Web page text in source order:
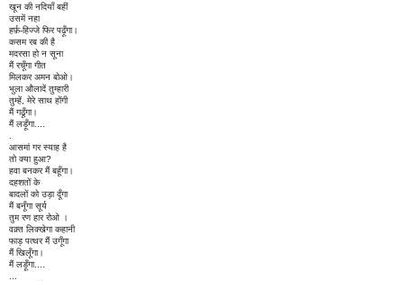
खून की नदियाँ बहीं
उसमें नहा
हर्फ़-हिज्जे फिर पढ़ूँगा।
कसम रब की है
मदरसा हो न सूना
मैं रचूँगा गीत
मिलकर अमन बोओ।
भुला औलादें तुम्हारी
तुम्हें, मेरे साथ होंगी
मैं गढूँगा।
मैं लड़ूँगा....
आसमां गर स्याह है
तो क्या हुआ?
हवा बनकर मैं बहूँगा।
दहशतों के
बादलों को उड़ा दूँगा
मैं बनूँगा सूर्य
तुम रण हार रोओ ।
वक़्त लिक्खेगा कहानी
फाड़ पत्थर मैं उगूँगा
मैं खिलूँगा।
मैं लड़ूँगा....